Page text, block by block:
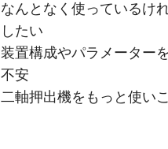
なんとなく使っているけ
したい
装置構成やパラメーター
不安
二軸押出機をもっと使い